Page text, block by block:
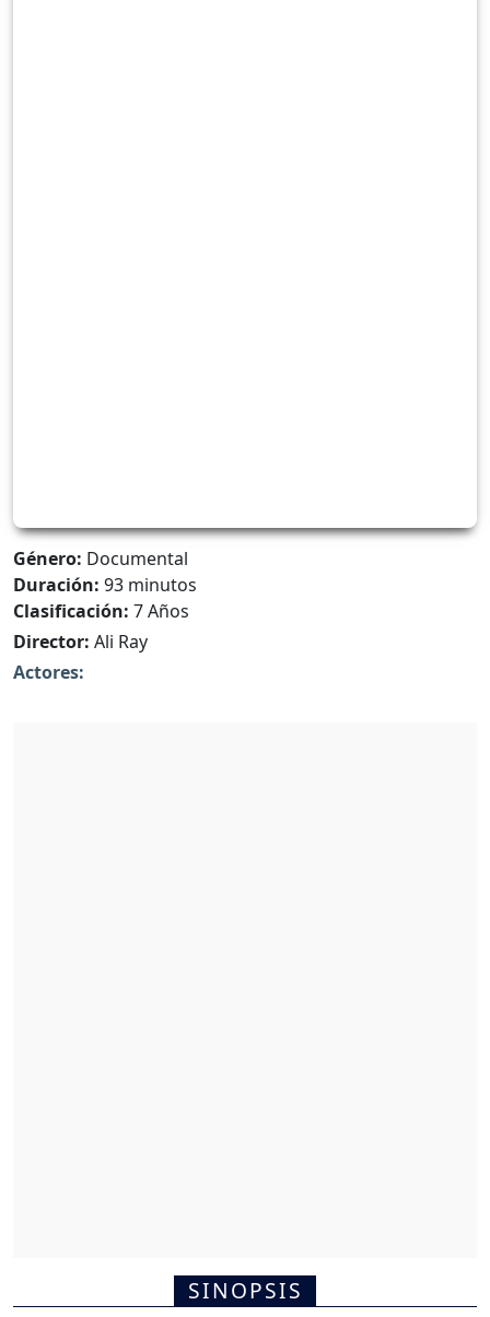
Género: Documental
Duración: 93 minutos
Clasificación: 7 Años
Director: Ali Ray
Actores:
SINOPSIS